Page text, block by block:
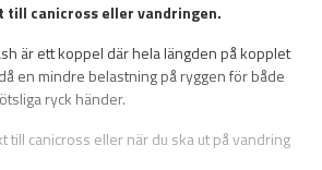
till canicross eller vandringen.
är ett koppel där hela längden på kopplet
en mindre belastning på ryggen för både
ryck händer.
till canicross eller när du ska ut på vandring